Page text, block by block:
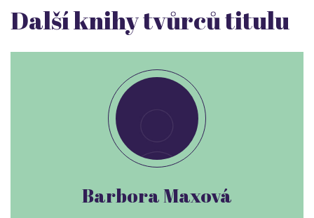
Další knihy tvůrců titulu
Barbora Maxová